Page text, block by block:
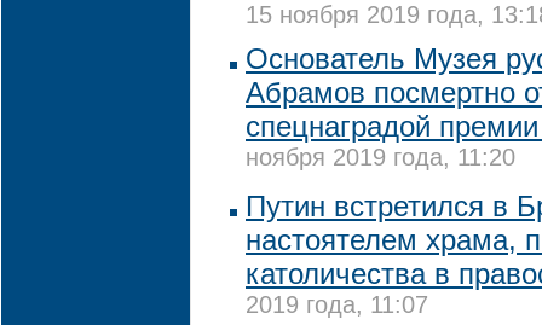
15 ноября 2019 года,
Основатель Музея
Абрамов посмертно
спецнаградой
ноября 2019 года, 11:20
Путин встретился в
настоятелем храма,
католичества в
2019 года, 11:07